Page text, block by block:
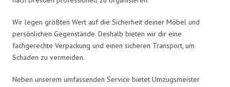
Wir legen größten Wert auf die Sicherheit deiner Möbel und
persönlichen Gegenstände. Deshalb bieten wir dir eine
fachgerechte Verpackung und einen sicheren Transport, um
Schäden zu vermeiden.
Neben unserem umfassenden Service bietet Umzugsmeister